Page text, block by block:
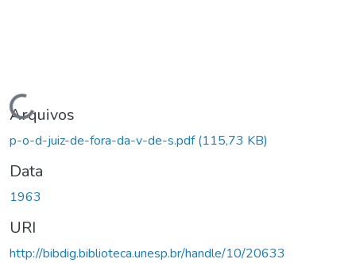
Carregando...
Arquivos
p-o-d-juiz-de-fora-da-v-de-s.pdf(115,73 KB)
Data
1963
URI
http://bibdig.biblioteca.unesp.br/handle/10/20633